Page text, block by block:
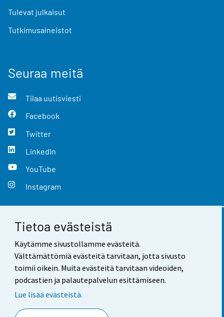
Tietoa evästeistä
Käytämme sivustollamme evästeitä.
Välttämättömiä evästeitä tarvitaan, jotta sivusto
toimii oikein. Muita evästeitä tarvitaan videoiden,
podcastien ja palautepalvelun esittämiseen.
Lue lisää evästeistä.
Tulevat julkaisut
Tutkimusaineistot
Seuraa meitä
Tilaa uutisviesti
Facebook
Twitter
LinkedIn
YouTube
Instagram
Yhteystiedot
Palaute
Käyttöehdot
Saavutettavuus